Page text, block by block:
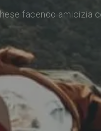
facendo amicizia